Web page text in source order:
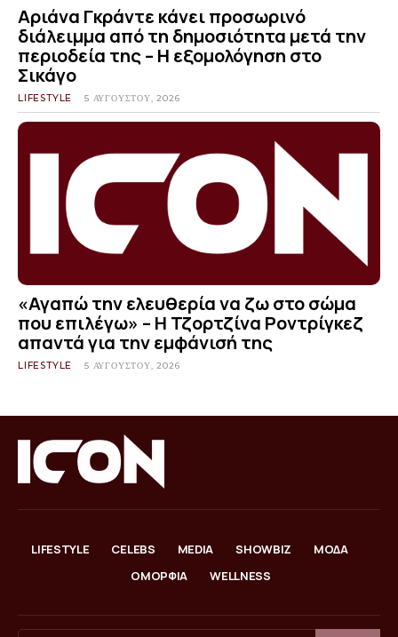
Αριάνα Γκράντε κάνει προσωρινό
διάλειμμα από τη δημοσιότητα μετά την
περιοδεία της – Η εξομολόγηση στο
Σικάγο
LIFESTYLE 5 ΑΥΓΟΎΣΤΟΥ, 2026
«Αγαπώ την ελευθερία να ζω στο σώμα
που επιλέγω» – Η Τζορτζίνα Ροντρίγκεζ
απαντά για την εμφάνισή της
LIFESTYLE 5 ΑΥΓΟΎΣΤΟΥ, 2026
LIFESTYLE CELEBS MEDIA SHOWBIZ
ΜΟΔΑ
ΟΜΟΡΦΙΑ
WELLNESS